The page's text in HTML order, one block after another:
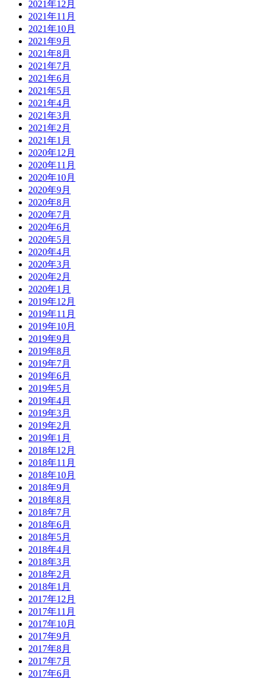
2021年12月
2021年11月
2021年10月
2021年9月
2021年8月
2021年7月
2021年6月
2021年5月
2021年4月
2021年3月
2021年2月
2021年1月
2020年12月
2020年11月
2020年10月
2020年9月
2020年8月
2020年7月
2020年6月
2020年5月
2020年4月
2020年3月
2020年2月
2020年1月
2019年12月
2019年11月
2019年10月
2019年9月
2019年8月
2019年7月
2019年6月
2019年5月
2019年4月
2019年3月
2019年2月
2019年1月
2018年12月
2018年11月
2018年10月
2018年9月
2018年8月
2018年7月
2018年6月
2018年5月
2018年4月
2018年3月
2018年2月
2018年1月
2017年12月
2017年11月
2017年10月
2017年9月
2017年8月
2017年7月
2017年6月